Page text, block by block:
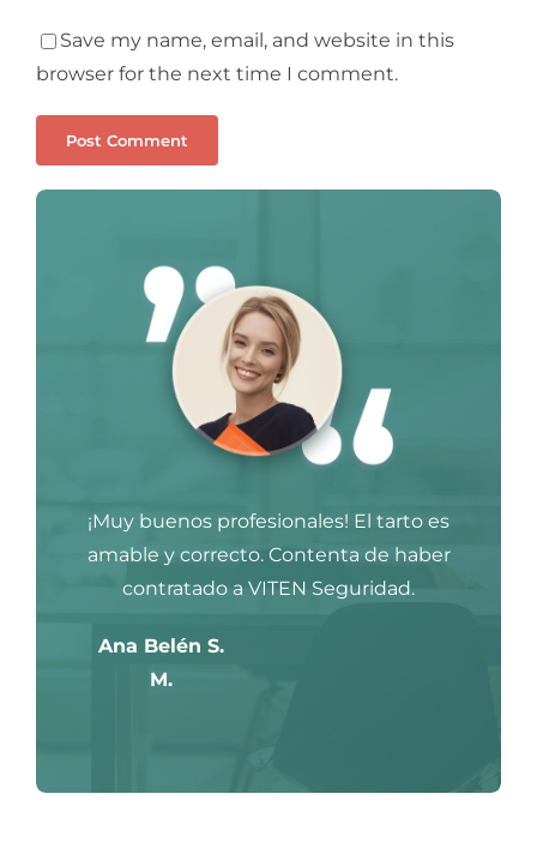
Save my name, email, and website in this
browser for the next time I comment.
¡Muy buenos profesionales! El tarto es
amable y correcto. Contenta de haber
contratado a VITEN Seguridad.
Ana Belén S.
M.